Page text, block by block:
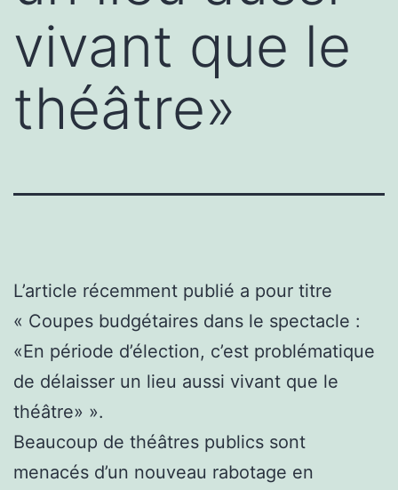
vivant que le
théâtre»
L’article récemment publié a pour titre
« Coupes budgétaires dans le spectacle :
«En période d’élection, c’est problématique
de délaisser un lieu aussi vivant que le
théâtre» ».
Beaucoup de théâtres publics sont
menacés d’un nouveau rabotage en